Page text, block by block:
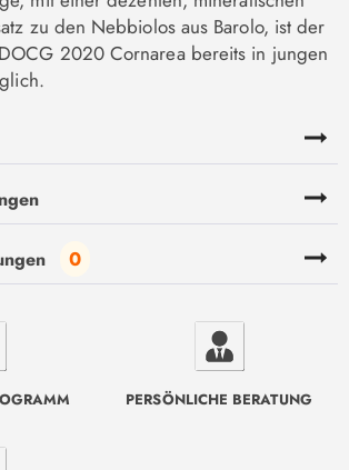
zu den Nebbiolos aus Barolo, ist der
2020 Cornarea bereits in jungen
0
PERSÖNLICHE BERATUNG